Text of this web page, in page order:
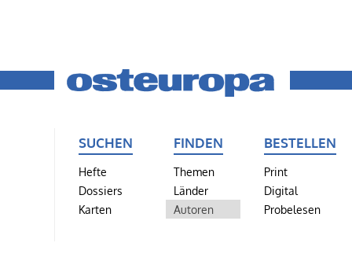
SUCHEN
Hefte
Dossiers
Karten
FINDEN
Themen
Länder
Autoren
BESTELLEN
Print
Digital
Probelesen